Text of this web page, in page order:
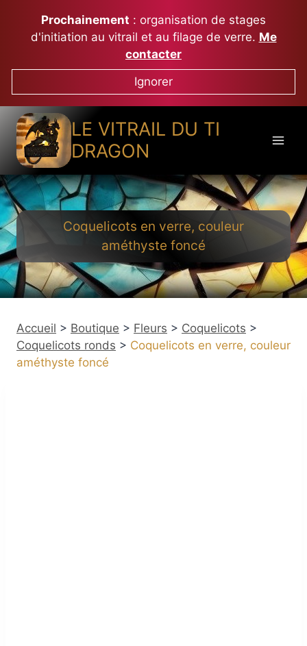
contenu
Prochainement : organisation de stages
d'initiation au vitrail et au filage de verre. Me
contacter
Ignorer
LE VITRAIL DU TI
DRAGON
Coquelicots en verre, couleur
améthyste foncé
Accueil > Boutique > Fleurs > Coquelicots >
Coquelicots ronds > Coquelicots en verre, couleur
améthyste foncé